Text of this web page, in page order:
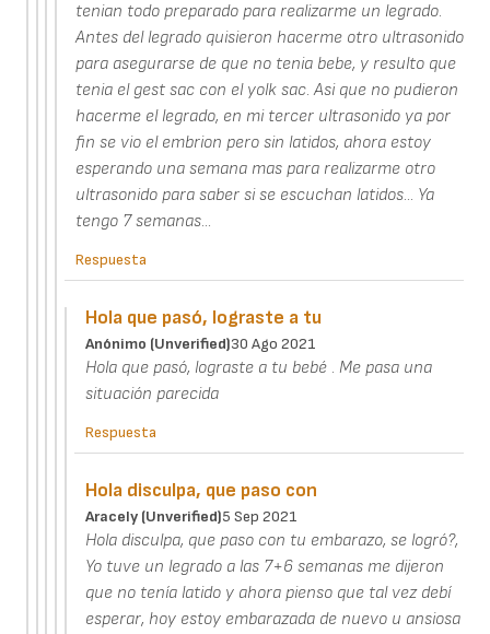
tenian todo preparado para realizarme un legrado.
Antes del legrado quisieron hacerme otro ultrasonido
para asegurarse de que no tenia bebe, y resulto que
tenia el gest sac con el yolk sac. Asi que no pudieron
hacerme el legrado, en mi tercer ultrasonido ya por
fin se vio el embrion pero sin latidos, ahora estoy
esperando una semana mas para realizarme otro
ultrasonido para saber si se escuchan latidos... Ya
tengo 7 semanas...
Respuesta
Hola que pasó, lograste a tu
Anónimo (unverified)30 Ago 2021
Hola que pasó, lograste a tu bebé . Me pasa una
situación parecida
Respuesta
Hola disculpa, que paso con
Aracely (unverified)5 Sep 2021
Hola disculpa, que paso con tu embarazo, se logró?,
Yo tuve un legrado a las 7+6 semanas me dijeron
que no tenía latido y ahora pienso que tal vez debí
esperar, hoy estoy embarazada de nuevo u ansiosa